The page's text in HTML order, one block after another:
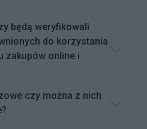
będą weryfikowali
do korzystania
zakupów online i
czy można z nich